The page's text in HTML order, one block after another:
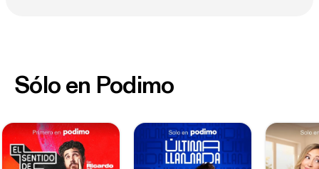
Sólo en Podimo